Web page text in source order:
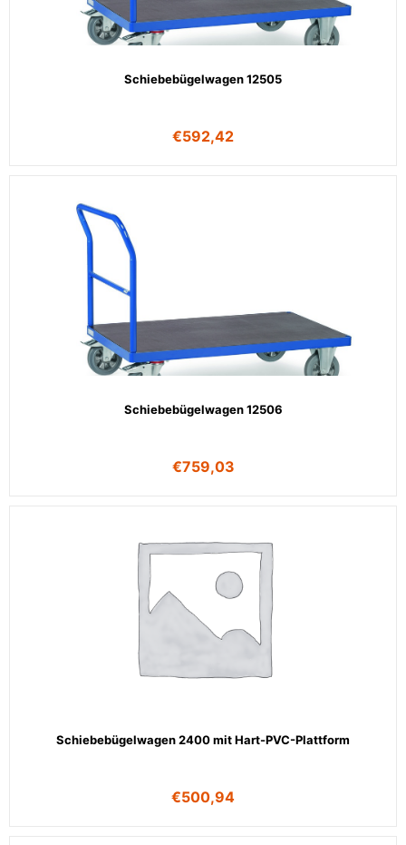
Schiebebügelwagen 12505
€592,42
Schiebebügelwagen 12506
€759,03
Schiebebügelwagen 2400 mit Hart-PVC-Plattform
€500,94